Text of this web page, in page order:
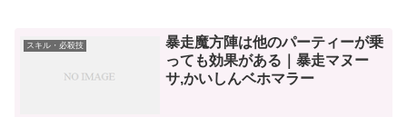
スキル・必殺技
暴走魔方陣は他のパーティーが乗
っても効果がある｜暴走マヌー
サ,かいしんベホマラー